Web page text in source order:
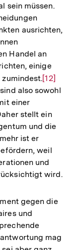
sein müssen.
ausrichten,
Handel an
einige
Zur
Fußnote
[12]
also sowohl
einer
stellt ein
und die
ist er
weil
und
wird.
gegen die
und
mag